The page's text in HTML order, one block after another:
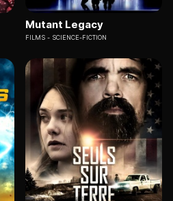
Mutant Legacy
FILMS SCIENCE-FICTION